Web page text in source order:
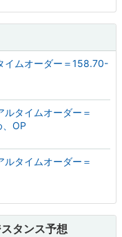
イムオーダー＝158.70-
ルタイムオーダー＝
OP
ルタイムオーダー＝
タンス予想